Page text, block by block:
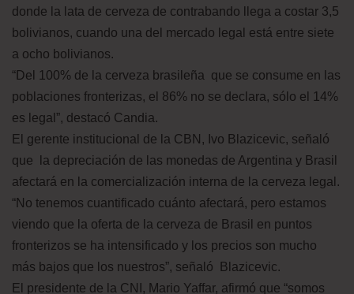
donde la lata de cerveza de contrabando llega a costar 3,5
bolivianos, cuando una del mercado legal está entre siete
a ocho bolivianos.
“Del 100% de la cerveza brasileña que se consume en las
poblaciones fronterizas, el 86% no se declara, sólo el 14%
es legal”, destacó Candia.
El gerente institucional de la CBN, Ivo Blazicevic, señaló
que la depreciación de las monedas de Argentina y Brasil
afectará en la comercialización interna de la cerveza legal.
“No tenemos cuantificado cuánto afectará, pero estamos
viendo que la oferta de la cerveza de Brasil en puntos
fronterizos se ha intensificado y los precios son mucho
más bajos que los nuestros”, señaló Blazicevic.
El presidente de la CNI, Mario Yaffar, afirmó que “somos